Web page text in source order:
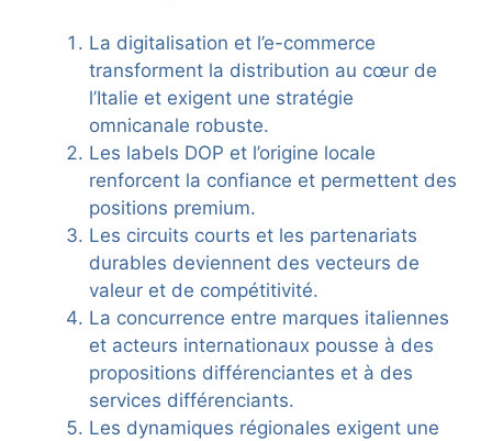
La digitalisation et l’e-commerce
transforment la distribution au cœur de
l’Italie et exigent une stratégie
omnicanale robuste.
Les labels DOP et l’origine locale
renforcent la confiance et permettent des
positions premium.
Les circuits courts et les partenariats
durables deviennent des vecteurs de
valeur et de compétitivité.
La concurrence entre marques italiennes
et acteurs internationaux pousse à des
propositions différenciantes et à des
services différenciants.
Les dynamiques régionales exigent une